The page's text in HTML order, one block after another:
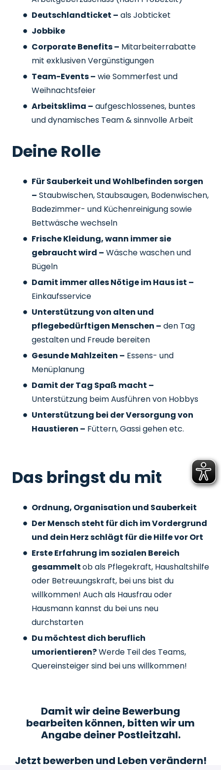
Deutschlandticket – als Jobticket
Jobbike
Corporate Benefits – Mitarbeiterrabatte
mit exklusiven Vergünstigungen
Team-Events – wie Sommerfest und
Weihnachtsfeier
Arbeitsklima – aufgeschlossenes, buntes
und dynamisches Team & sinnvolle Arbeit
Deine Rolle
Für Sauberkeit und Wohlbefinden sorgen
– Staubwischen, Staubsaugen, Bodenwischen,
Badezimmer- und Küchenreinigung sowie
Bettwäsche wechseln
Frische Kleidung, wann immer sie
gebraucht wird – Wäsche waschen und
Bügeln
Damit immer alles Nötige im Haus ist –
Einkaufsservice
Unterstützung von alten und
pflegebedürftigen Menschen – den Tag
gestalten und Freude bereiten
Gesunde Mahlzeiten – Essens- und
Menüplanung
Damit der Tag Spaß macht –
Unterstützung beim Ausführen von Hobbys
Unterstützung bei der Versorgung von
Haustieren – Füttern, Gassi gehen etc.
Das bringst du mit
Ordnung, Organisation und Sauberkeit
Der Mensch steht für dich im Vordergrund
und dein Herz schlägt für die Hilfe vor Ort
Erste Erfahrung im sozialen Bereich
gesammeltob als Pflegekraft, Haushaltshilfe
oder Betreuungskraft, bei uns bist du
willkommen! Auch als Hausfrau oder
Hausmann kannst du bei uns neu
durchstarten
Du möchtest dich beruflich
umorientieren?Werde Teil des Teams,
Quereinsteiger sind bei uns willkommen!
Damit wir deine Bewerbung
bearbeiten können, bitten wir um
Angabe deiner Postleitzahl.
Jetzt bewerben und Leben verändern!